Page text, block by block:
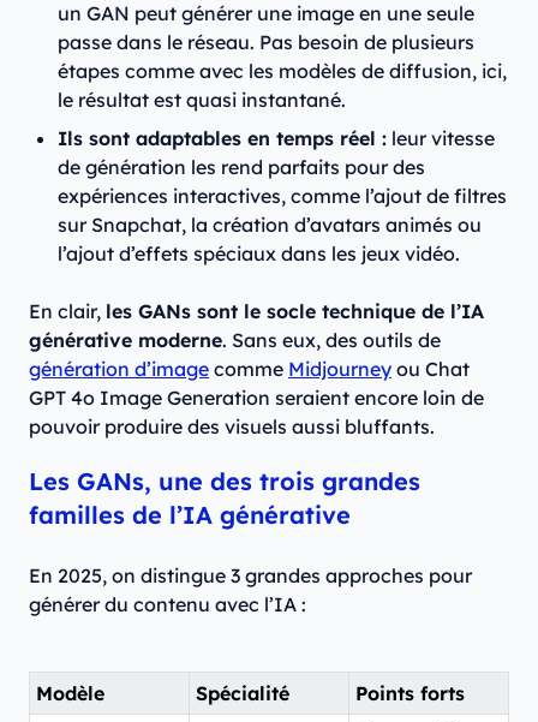
un GAN peut générer une image en une seule
passe dans le réseau. Pas besoin de plusieurs
étapes comme avec les modèles de diffusion, ici,
le résultat est quasi instantané.
Ils sont adaptables en temps réel : leur vitesse
de génération les rend parfaits pour des
expériences interactives, comme l’ajout de filtres
sur Snapchat, la création d’avatars animés ou
l’ajout d’effets spéciaux dans les jeux vidéo.
En clair, les GANs sont le socle technique de l’IA
générative moderne. Sans eux, des outils de
génération d’image comme Midjourney ou Chat
GPT 4o Image Generation seraient encore loin de
pouvoir produire des visuels aussi bluffants.
Les GANs, une des trois grandes
familles de l’IA générative
En 2025, on distingue 3 grandes approches pour
générer du contenu avec l’IA :
Modèle Spécialité Points forts